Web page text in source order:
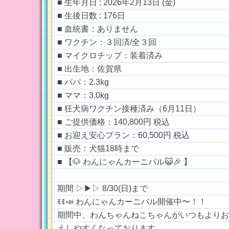
■ 生年月日 : 2026年2月13日 (金)
■ 生後日数 : 176日
■ 血統書：ありません
■ ワクチン：３回済/全３回
■ マイクロチップ：装着済み
■ 出生地：佐賀県
■ パパ：2.3kg
■ ママ：3.0kg
■ 狂犬病ワクチン接種済み（6月11日）
■ ご提供価格：140,800円 税込
■ お迎え安心プラン：60,500円 税込
■ 販売：犬猫18時まで
■ 【🐶 わんにゃんカーニバル😺🎉 】
期間 ▷▶︎▷ 8/30(日)まで
ꉂꉂ📣 わんにゃんカーニバル開催中〜！！
期間中、わんちゃんねこちゃんがいつもより